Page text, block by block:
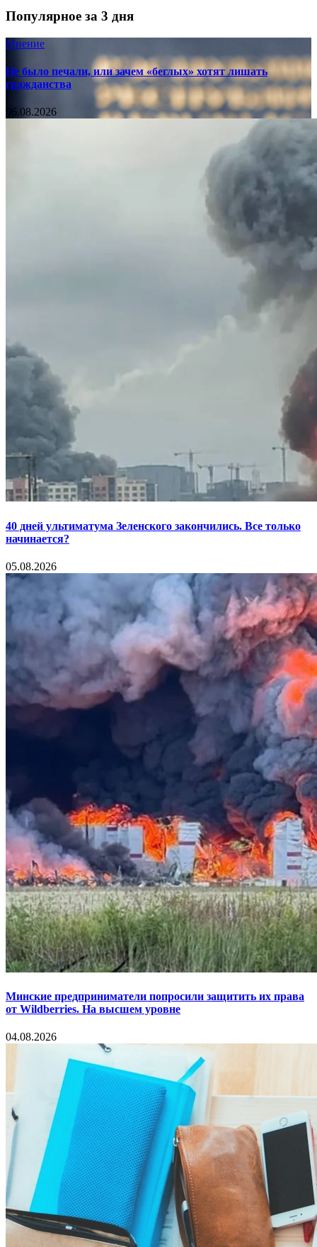
Популярное за 3 дня
Мнение
Не было печали, или зачем «беглых» хотят лишать
гражданства
06.08.2026
40 дней ультиматума Зеленского закончились. Все только
начинается?
05.08.2026
Минские предприниматели попросили защитить их права
от Wildberries. На высшем уровне
04.08.2026